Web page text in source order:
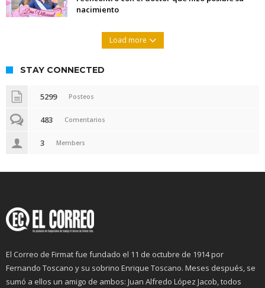
nacimiento
Load more
STAY CONNECTED
5299 Posteos
483 Comentarios
3 Members
El Correo de Firmat fue fundado el 11 de octubre de 1914 por
Fernando Toscano y su sobrino Enrique Toscano. Meses después, se
sumó a ellos un amigo de ambos: Juan Alfredo López Jacob, todos